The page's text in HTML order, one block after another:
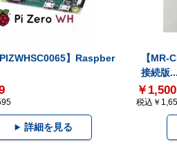
】Raspber
詳細を見る
【MR-
接続版...
￥1,500
税込￥